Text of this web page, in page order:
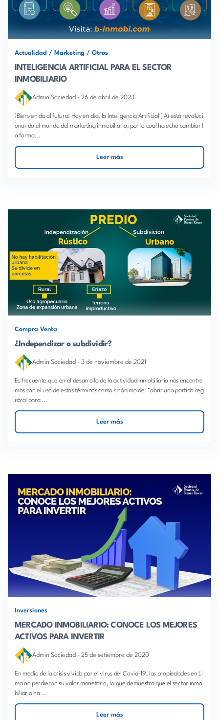
Actualidad / Marketing / Otros
INTELIGENCIA ARTIFICIAL PARA EL SECTOR
INMOBILIARIO
Admin Sociedad - 26 de abril de 2023
¡Bienvenido al futuro! Hoy en día, la Inteligencia Artificial (IA) está revoluci
onando el mundo del marketing inmobiliario, por lo cual ha echo cambiar l
a forma...
Leer más
Compra Venta
¿Independizar o subdividir?
Admin Sociedad - 3 de noviembre de 2021
Es frecuente que en el desarrollo de la actividad inmobiliario nos encontre
mos con el uso de estos términos como sinónimo de: “abrir una partida reg
istral para ...
Leer más
Inversiones
MERCADO INMOBILIARIO: CONOCE LOS MEJORES
ACTIVOS PARA INVERTIR
Admin Sociedad - 25 de setiembre de 2020
En medio de la crisis vivida por el virus del Covid-19, las propiedades en Li
ma no perdieron su valor monetario, lo que demuestra que el sector inmo
biliario ha ...
Leer más